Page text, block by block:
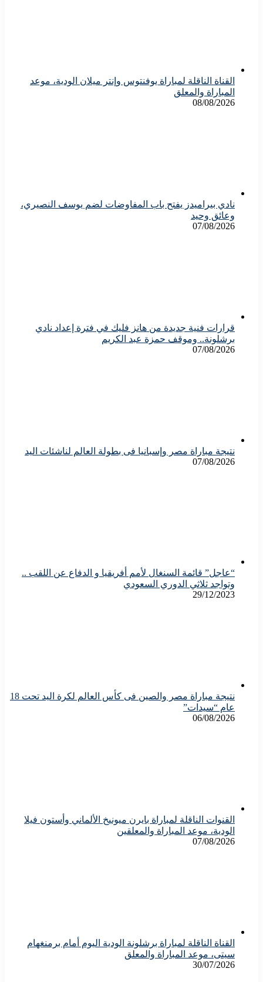
القناة الناقلة لمباراة يوفنتوس وإنتر ميلان الودية، موعد
المباراة والمعلق
08/08/2026
نادي بيراميدز يفتح باب المفاوضات لضم يوسف النصيري،
وعائق وحيد
07/08/2026
قرارات فنية جديدة من هانز فليك في فترة إعداد نادي
برشلونة.. وموقف حمزة عبد الكريم
07/08/2026
نتيجة مباراة مصر وإسبانيا فى بطولة العالم لناشئات اليد
07/08/2026
“عاجل” قائمة السنغال لأمم أفريقيا و الدفاع عن اللقب ..
وتواجد ثلاثي الدوري السعودي
29/12/2023
نتيجة مباراة مصر والصين فى كأس العالم لكرة اليد تحت 18
عام “سيدات”
06/08/2026
القنوات الناقلة لمباراة بايرن ميونيخ الألماني وأستون فيلا
الودية، موعد المباراة والمعلقين
07/08/2026
القناة الناقلة لمباراة برشلونة الودية اليوم أمام برمنغهام
سيتى، موعد المباراة والمعلق
30/07/2026